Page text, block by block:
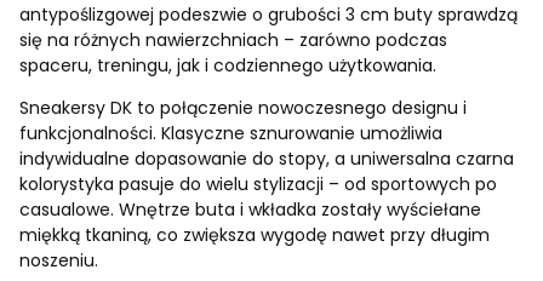
antypoślizgowej podeszwie o grubości 3 cm buty sprawdzą
się na różnych nawierzchniach – zarówno podczas
spaceru, treningu, jak i codziennego użytkowania.
Sneakersy DK to połączenie nowoczesnego designu i
funkcjonalności. Klasyczne sznurowanie umożliwia
indywidualne dopasowanie do stopy, a uniwersalna czarna
kolorystyka pasuje do wielu stylizacji – od sportowych po
casualowe. Wnętrze buta i wkładka zostały wyściełane
miękką tkaniną, co zwiększa wygodę nawet przy długim
noszeniu.